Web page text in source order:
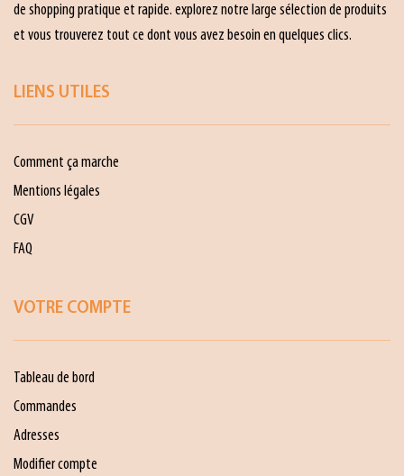
de shopping pratique et rapide. explorez notre large sélection de produits
et vous trouverez tout ce dont vous avez besoin en quelques clics.
LIENS UTILES
Comment ça marche
Mentions légales
CGV
FAQ
VOTRE COMPTE
Tableau de bord
Commandes
Adresses
Modifier compte